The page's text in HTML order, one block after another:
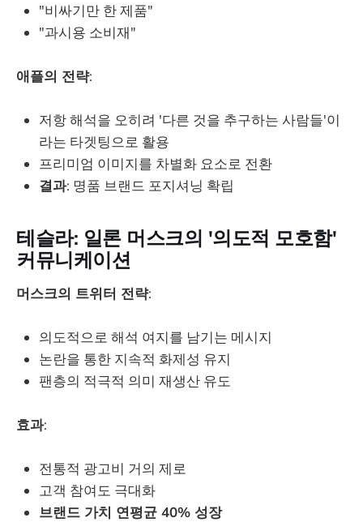
"비싸기만 한 제품"
"과시용 소비재"
애플의 전략:
저항 해석을 오히려 '다른 것을 추구하는 사람들'이
라는 타겟팅으로 활용
프리미엄 이미지를 차별화 요소로 전환
결과: 명품 브랜드 포지셔닝 확립
테슬라: 일론 머스크의 '의도적 모호함'
커뮤니케이션
머스크의 트위터 전략:
의도적으로 해석 여지를 남기는 메시지
논란을 통한 지속적 화제성 유지
팬층의 적극적 의미 재생산 유도
효과:
전통적 광고비 거의 제로
고객 참여도 극대화
브랜드 가치 연평균 40% 성장